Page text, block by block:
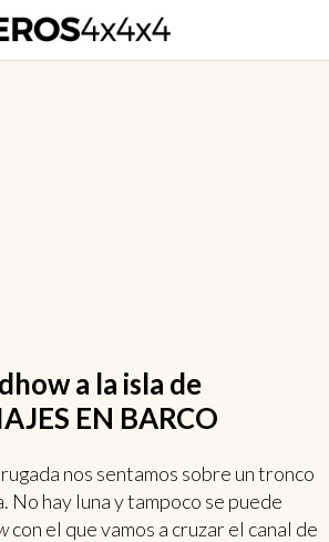
a la isla de
EN BARCO
nos sentamos sobre un tronco
No hay luna y tampoco se puede
con el que vamos a cruzar el canal de